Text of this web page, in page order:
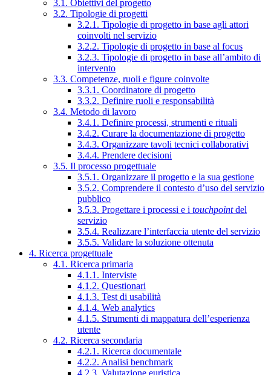
3.1. Obiettivi del progetto
3.2. Tipologie di progetti
3.2.1. Tipologie di progetto in base agli attori
coinvolti nel servizio
3.2.2. Tipologie di progetto in base al focus
3.2.3. Tipologie di progetto in base all’ambito di
intervento
3.3. Competenze, ruoli e figure coinvolte
3.3.1. Coordinatore di progetto
3.3.2. Definire ruoli e responsabilità
3.4. Metodo di lavoro
3.4.1. Definire processi, strumenti e rituali
3.4.2. Curare la documentazione di progetto
3.4.3. Organizzare tavoli tecnici collaborativi
3.4.4. Prendere decisioni
3.5. Il processo progettuale
3.5.1. Organizzare il progetto e la sua gestione
3.5.2. Comprendere il contesto d’uso del servizio
pubblico
3.5.3. Progettare i processi e i touchpointdel
servizio
3.5.4. Realizzare l’interfaccia utente del servizio
3.5.5. Validare la soluzione ottenuta
4. Ricerca progettuale
4.1. Ricerca primaria
4.1.1. Interviste
4.1.2. Questionari
4.1.3. Test di usabilità
4.1.4. Web analytics
4.1.5. Strumenti di mappatura dell’esperienza
utente
4.2. Ricerca secondaria
4.2.1. Ricerca documentale
4.2.2. Analisi benchmark
4.2.3. Valutazione euristica